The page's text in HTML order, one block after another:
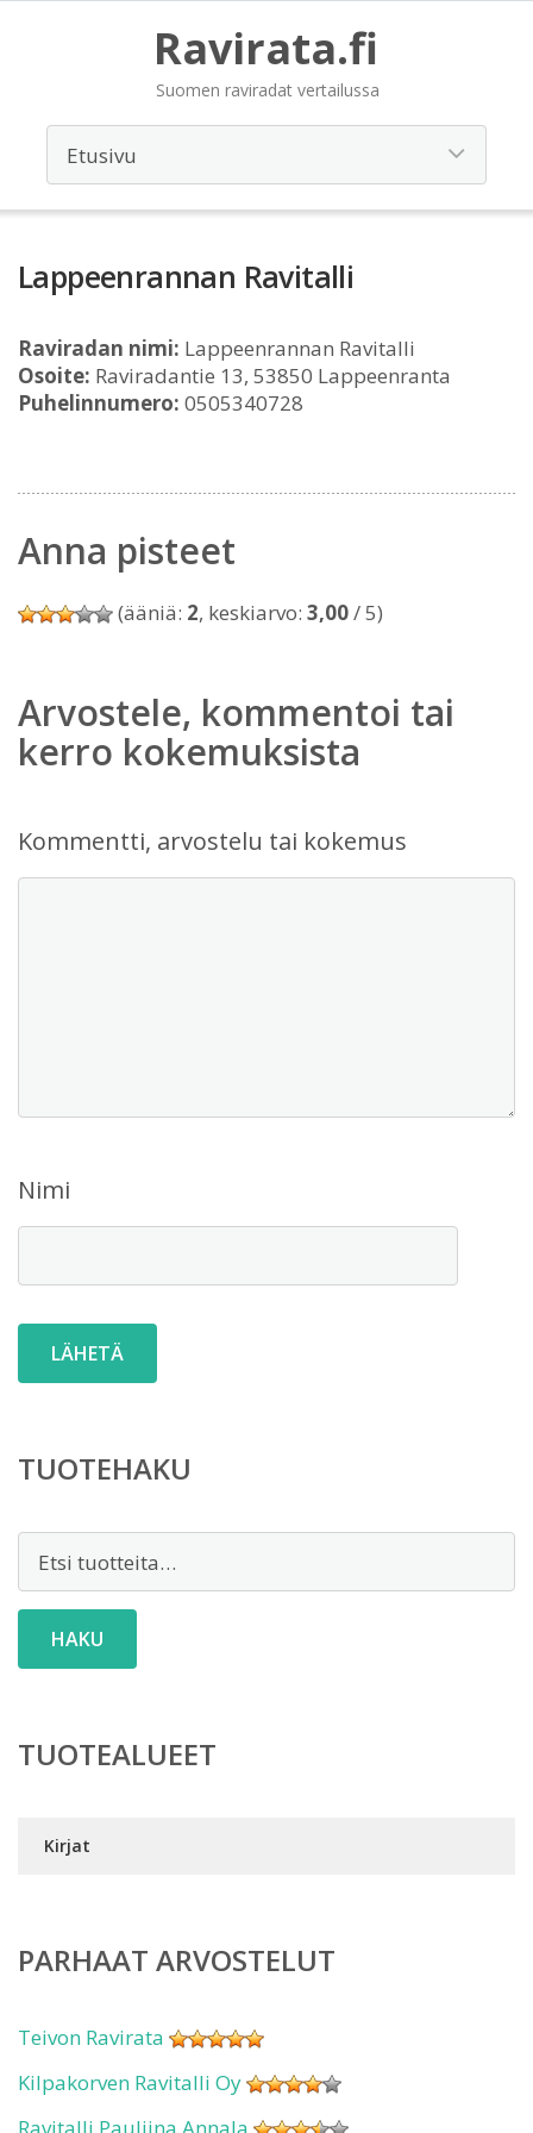
Ravirata.fi
Suomen raviradat vertailussa
Lappeenrannan Ravitalli
Raviradan nimi: Lappeenrannan Ravitalli
Osoite: Raviradantie 13, 53850 Lappeenranta
Puhelinnumero: 0505340728
Anna pisteet
(ääniä: 2, keskiarvo: 3,00/ 5)
Arvostele, kommentoi tai
kerro kokemuksista
Kommentti, arvostelu tai kokemus
Nimi
TUOTEHAKU
HAKU
TUOTEALUEET
Kirjat
PARHAAT ARVOSTELUT
Teivon Ravirata
Kilpakorven Ravitalli Oy